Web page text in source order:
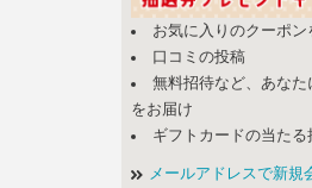
お気に入りのクーポン
口コミの投稿
無料招待など、あな
をお届け
ギフトカードの当たる
メールアドレスで新規